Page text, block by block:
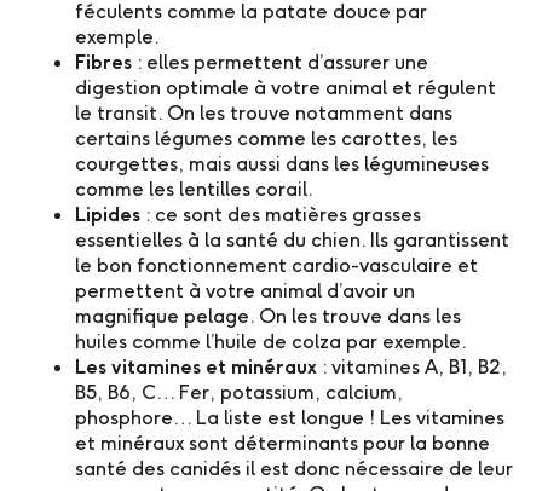
féculents comme la patate douce par
exemple.
Fibres : elles permettent d’assurer une
digestion optimale à votre animal et régulent
le transit. On les trouve notamment dans
certains légumes comme les carottes, les
courgettes, mais aussi dans les légumineuses
comme les lentilles corail.
Lipides : ce sont des matières grasses
essentielles à la santé du chien. Ils garantissent
le bon fonctionnement cardio-vasculaire et
permettent à votre animal d’avoir un
magnifique pelage. On les trouve dans les
huiles comme l’huile de colza par exemple.
Les vitamines et minéraux : vitamines A, B1, B2,
B5, B6, C… Fer, potassium, calcium,
phosphore… La liste est longue ! Les vitamines
et minéraux sont déterminants pour la bonne
santé des canidés il est donc nécessaire de leur